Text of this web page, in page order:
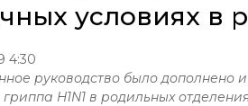
условиях в
4:30
руководство было дополнено
гриппа H1N1 в родильных